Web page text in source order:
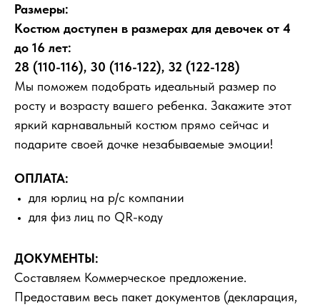
Размеры:
Костюм доступен в размерах для девочек от 4
до 16 лет:
28 (110-116), 30 (116-122), 32 (122-128)
Мы поможем подобрать идеальный размер по
росту и возрасту вашего ребенка. Закажите этот
яркий карнавальный костюм прямо сейчас и
подарите своей дочке незабываемые эмоции!
ОПЛАТА:
для юрлиц на р/с компании
для физ лиц по QR-коду
ДОКУМЕНТЫ:
Составляем Коммерческое предложение.
Предоставим весь пакет документов (декларация,